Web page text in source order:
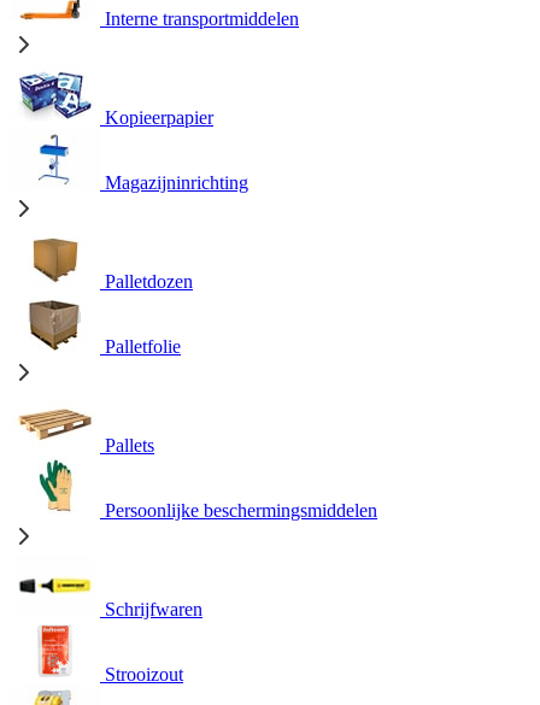
Interne transportmiddelen
Kopieerpapier
Magazijninrichting
Palletdozen
Palletfolie
Pallets
Persoonlijke beschermingsmiddelen
Schrijfwaren
Strooizout